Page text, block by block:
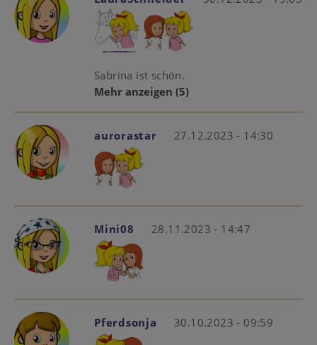
Sabrina ist schön.
Mehr anzeigen (5)
aurorastar 27.12.2023 - 14:30
Mini08 28.11.2023 - 14:47
Pferdsonja 30.10.2023 - 09:59